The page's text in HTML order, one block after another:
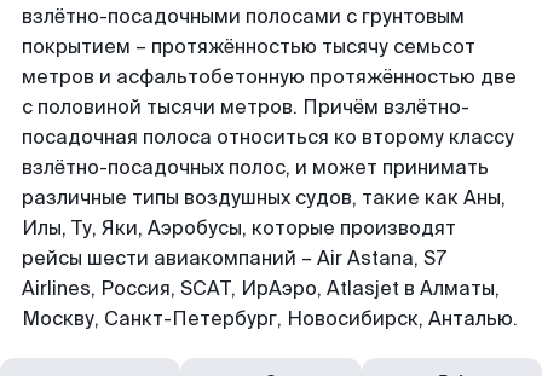
взлётно-посадочными полосами с грунтовым
покрытием – протяжённостью тысячу семьсот
метров и асфальтобетонную протяжённостью две
с половиной тысячи метров. Причём взлётно-
посадочная полоса относиться ко второму классу
взлётно-посадочных полос, и может принимать
различные типы воздушных судов, такие как Аны,
Илы, Ту, Яки, Аэробусы, которые производят
рейсы шести авиакомпаний – Air Astana, S7
Airlines, Россия, SCAT, ИрАэро, Atlasjet в Алматы,
Москву, Санкт-Петербург, Новосибирск, Анталью.